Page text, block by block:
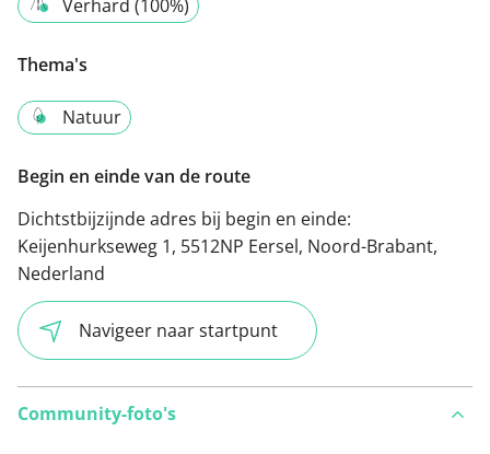
Verhard (100%)
Thema's
Natuur
Begin en einde van de route
Dichtstbijzijnde adres bij begin en einde:
Keijenhurkseweg 1, 5512NP Eersel, Noord-Brabant,
Nederland
Navigeer naar startpunt
Community-foto's